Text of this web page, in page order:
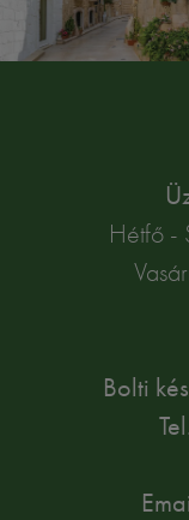
Hétfő -
Bolti